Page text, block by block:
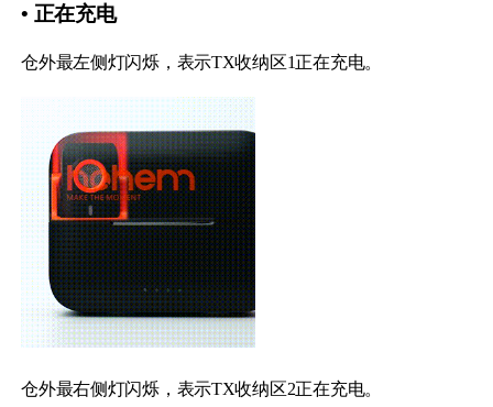
• 正在充电
仓外最左侧灯闪烁，表示TX收纳区1正在充电。
仓外最右侧灯闪烁，表示TX收纳区2正在充电。